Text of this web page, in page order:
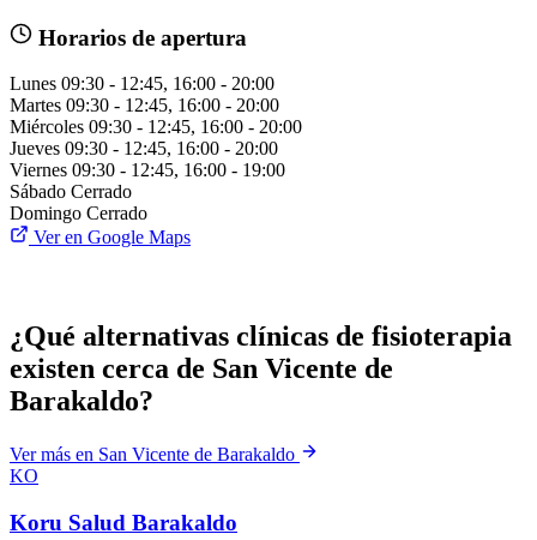
Horarios de apertura
Lunes 09:30 - 12:45, 16:00 - 20:00
Martes 09:30 - 12:45, 16:00 - 20:00
Miércoles 09:30 - 12:45, 16:00 - 20:00
Jueves 09:30 - 12:45, 16:00 - 20:00
Viernes 09:30 - 12:45, 16:00 - 19:00
Sábado Cerrado
Domingo Cerrado
Ver en Google Maps
¿Qué alternativas clínicas de fisioterapia
existen cerca de San Vicente de
Barakaldo?
Ver más en San Vicente de Barakaldo
KO
Koru Salud Barakaldo